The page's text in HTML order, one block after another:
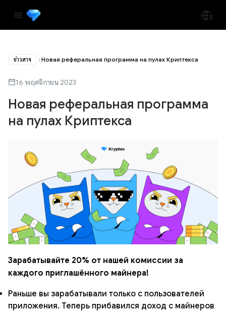
ข่าวสาร Новая реферальная программа на пулах Криптекса
16 พฤศจิกายน 2023
Новая реферальная программа
на пулах Криптекса
Зарабатывайте 20% от нашей комиссии за
каждого приглашённого майнера!
Раньше вы зарабатывали только с пользователей
приложения. Теперь прибавился доход с майнеров